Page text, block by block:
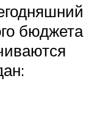
бюджета